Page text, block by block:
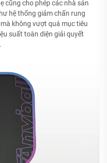
cũng cho phép các nhà sản
hệ thống giảm chấn rung
không vượt quá mục tiêu
suất toàn diện giải quyết